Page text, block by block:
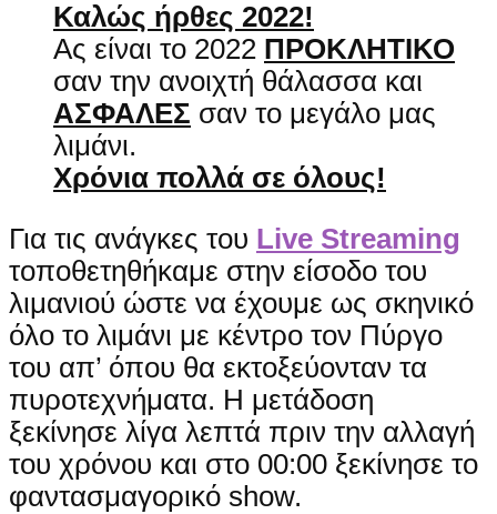
Καλώς ήρθες 2022!
Ας είναι το 2022 ΠΡΟΚΛΗΤΙΚΟ
σαν την ανοιχτή θάλασσα και
ΑΣΦΑΛΕΣ σαν το μεγάλο μας
λιμάνι.
Χρόνια πολλά σε όλους!
Για τις ανάγκες του Live Streaming
τοποθετηθήκαμε στην είσοδο του
λιμανιού ώστε να έχουμε ως σκηνικό
όλο το λιμάνι με κέντρο τον Πύργο
του απ’ όπου θα εκτοξεύονταν τα
πυροτεχνήματα. Η μετάδοση
ξεκίνησε λίγα λεπτά πριν την αλλαγή
του χρόνου και στο 00:00 ξεκίνησε το
φαντασμαγορικό show.